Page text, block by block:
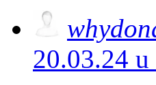
20.03.24